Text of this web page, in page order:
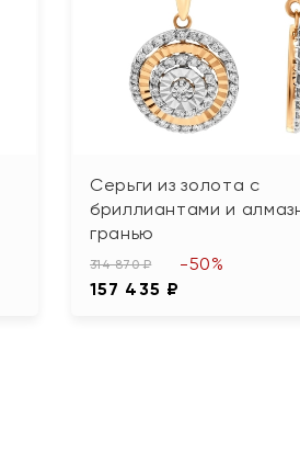
Серьги из золота с
бриллиантами и
гранью
314 870 ₽
157 435 ₽
-50%